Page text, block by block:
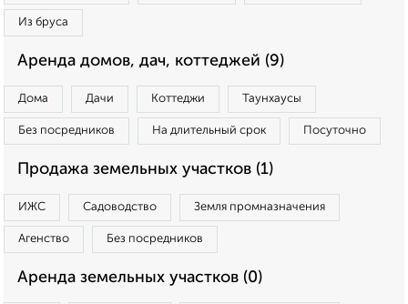
Из бруса
Аренда домов, дач, коттеджей (9)
Дома Дачи Коттеджи Таунхаусы
Без посредников На длительный срок Посуточно
Продажа земельных участков (1)
ИЖС Садоводство Земля промназначения
Агенство Без посредников
Аренда земельных участков (0)